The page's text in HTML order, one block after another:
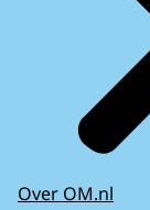
Over OM.nl